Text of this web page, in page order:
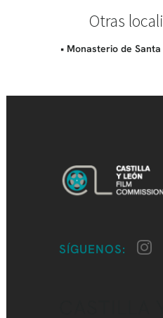
Otras
• Monasterio de
SÍGUENOS: